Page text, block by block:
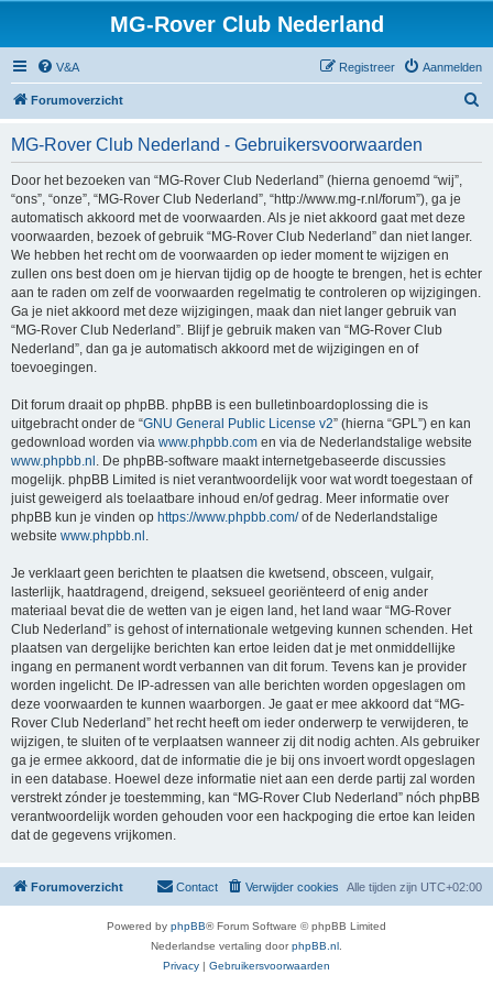
MG-Rover Club Nederland
V&A Aanmelden
Registreer
Forumoverzicht
MG-Rover Club Nederland - Gebruikersvoorwaarden
Door het bezoeken van “MG-Rover Club Nederland” (hierna genoemd “wij”,
“ons”, “onze”, “MG-Rover Club Nederland”, “http://www.mg-r.nl/forum”), ga je
automatisch akkoord met de voorwaarden. Als je niet akkoord gaat met deze
voorwaarden, bezoek of gebruik “MG-Rover Club Nederland” dan niet langer.
We hebben het recht om de voorwaarden op ieder moment te wijzigen en
zullen ons best doen om je hiervan tijdig op de hoogte te brengen, het is echter
aan te raden om zelf de voorwaarden regelmatig te controleren op wijzigingen.
Ga je niet akkoord met deze wijzigingen, maak dan niet langer gebruik van
“MG-Rover Club Nederland”. Blijf je gebruik maken van “MG-Rover Club
Nederland”, dan ga je automatisch akkoord met de wijzigingen en of
toevoegingen.
Dit forum draait op phpBB. phpBB is een bulletinboardoplossing die is
uitgebracht onder de “GNU General Public License v2” (hierna “GPL”) en kan
gedownload worden via www.phpbb.com en via de Nederlandstalige website
www.phpbb.nl . De phpBB-software maakt internetgebaseerde discussies
mogelijk. phpBB Limited is niet verantwoordelijk voor wat wordt toegestaan of
juist geweigerd als toelaatbare inhoud en/of gedrag. Meer informatie over
phpBB kun je vinden op https://www.phpbb.com/of de Nederlandstalige
website www.phpbb.nl .
Je verklaart geen berichten te plaatsen die kwetsend, obsceen, vulgair,
lasterlijk, haatdragend, dreigend, seksueel georiënteerd of enig ander
materiaal bevat die de wetten van je eigen land, het land waar “MG-Rover
Club Nederland” is gehost of internationale wetgeving kunnen schenden. Het
plaatsen van dergelijke berichten kan ertoe leiden dat je met onmiddellijke
ingang en permanent wordt verbannen van dit forum. Tevens kan je provider
worden ingelicht. De IP-adressen van alle berichten worden opgeslagen om
deze voorwaarden te kunnen waarborgen. Je gaat er mee akkoord dat “MG-
Rover Club Nederland” het recht heeft om ieder onderwerp te verwijderen, te
wijzigen, te sluiten of te verplaatsen wanneer zij dit nodig achten. Als gebruiker
ga je ermee akkoord, dat de informatie die je bij ons invoert wordt opgeslagen
in een database. Hoewel deze informatie niet aan een derde partij zal worden
verstrekt zónder je toestemming, kan “MG-Rover Club Nederland” nóch phpBB
verantwoordelijk worden gehouden voor een hackpoging die ertoe kan leiden
dat de gegevens vrijkomen.
Forumoverzicht Alle tijden zijn UTC+02:00
Verwijder cookies
Contact
Powered by phpBB® Forum Software © phpBB Limited
Nederlandse vertaling doorphpBB.nl
Privacy | Gebruikersvoorwaarden